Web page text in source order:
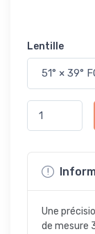
Lentille
Une
de mesure